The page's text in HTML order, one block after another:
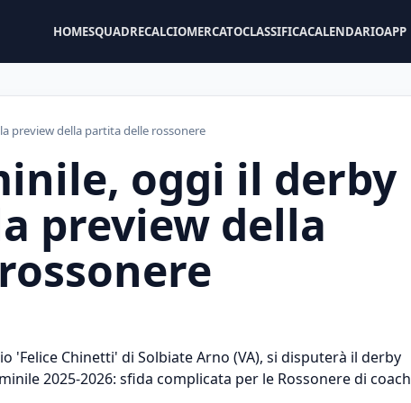
HOMESQUADRECALCIOMERCATOCLASSIFICACALENDARIOAPP
preview della partita delle rossonere
oggi il derby
preview della
'Felice Chinetti' di Solbiate Arno (VA), si disputerà il derby
2025-2026: sfida complicata per le Rossonere di coach